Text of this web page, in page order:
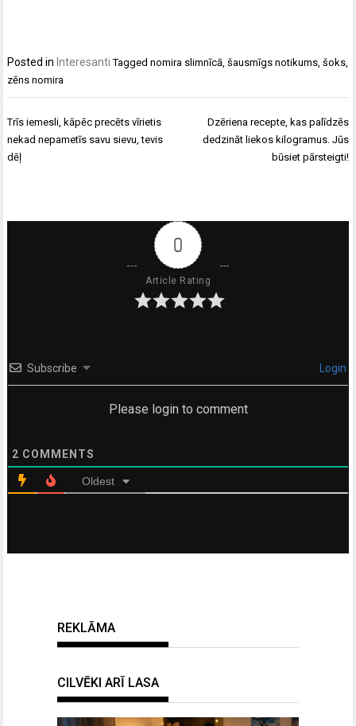
Posted in Interesanti Taggednomira slimnīcā,šausmīgs notikums,šoks,
zēns nomira
Ziņu
izvēlne
Trīs iemesli, kāpēc precēts vīrietis
nekad nepametīs savu sievu, tevis
dēļ
Dzēriena recepte, kas palīdzēs
dedzināt liekos kilogramus. Jūs
būsiet pārsteigti!
0
Article Rating
Subscribe Login
Please login to comment
2 COMMENTS
Oldest
REKLĀMA
CILVĒKI ARĪ LASA